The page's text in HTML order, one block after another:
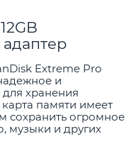
адаптер
Extreme Pro
и
для хранения
памяти имеет
сохранить огромное
музыки и других